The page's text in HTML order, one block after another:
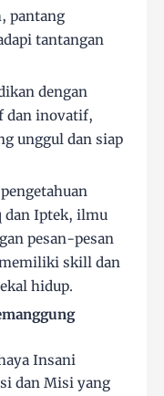
pantang
tantangan
dengan
dan inovatif,
unggul dan siap
dan Iptek, ilmu
pesan-pesan
skill dan
hidup.
Insani
dan Misi yang